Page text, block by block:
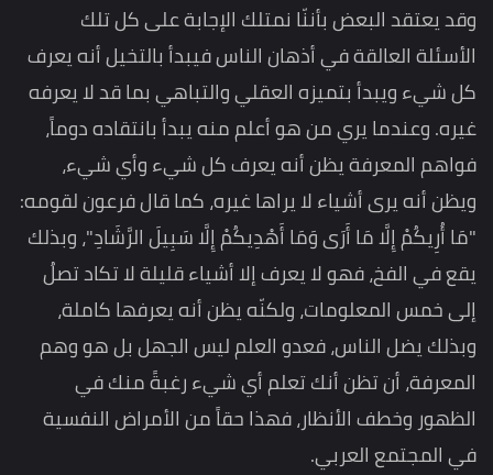
وقد يعتقد البعض بأننّا نمتلك الإجابة على كل تلك
الأسئلة العالقة في أذهان الناس فيبدأ بالتخيل أنه يعرف
كل شيء ويبدأ بتميزه العقلي والتباهي بما قد لا يعرفه
غيره. وعندما يري من هو أعلم منه يبدأ بانتقاده دوماً،
فواهم المعرفة يظن أنه يعرف كل شيء وأي شيء،
ويظن أنه يرى أشياء لا يراها غيره، كما قال فرعون لقومه:
"مَا أُرِيكُمْ إِلَّا مَا أَرَى وَمَا أَهْدِيكُمْ إِلَّا سَبِيلَ الرَّشَادِ"، وبذلك
يقع في الفخ، فهو لا يعرف إلا أشياء قليلة لا تكاد تصلُ
إلى خمس المعلومات، ولكنّه يظن أنه يعرفها كاملة،
وبذلك يضل الناس، فعدو العلم ليس الجهل بل هو وهم
المعرفة، أن تظن أنك تعلم أي شيء رغبةً منك في
الظهور وخطف الأنظار، فهذا حقاً من الأمراض النفسية
في المجتمع العربي.